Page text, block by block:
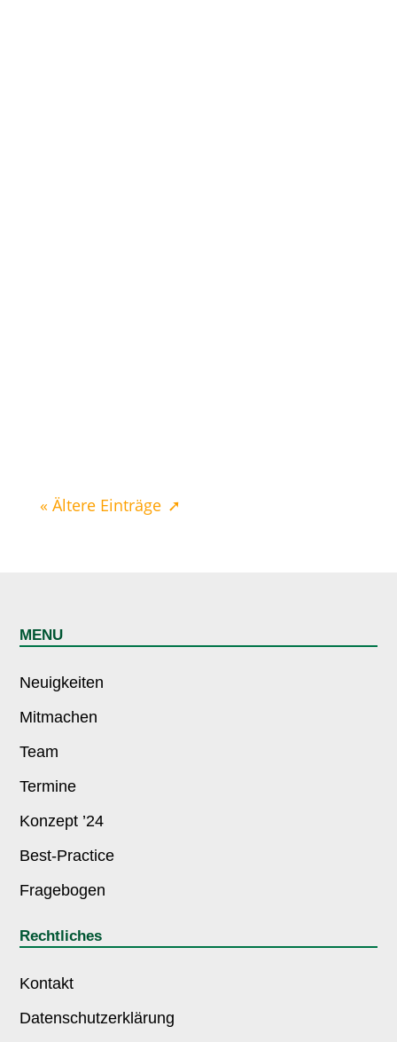
« Ältere Einträge
MENU
Neuigkeiten
Mitmachen
Team
Termine
Konzept ’24
Best-Practice
Fragebogen
Rechtliches
Kontakt
Datenschutzerklärung